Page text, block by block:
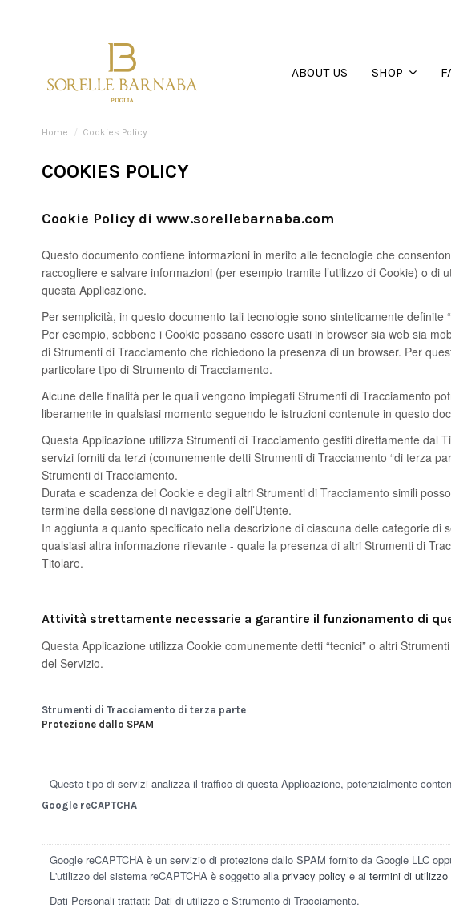
ABOUT US SHOP
Home Cookies Policy
COOKIES POLICY
Cookie Policy di www.sorellebarnaba.com
Questo documento contiene informazioni in merito alle tecnologie che
raccogliere e salvare informazioni (per esempio tramite l’utilizzo di Cookie) o
questa Applicazione.
Per semplicità, in questo documento tali tecnologie sono sinteticamente
Per esempio, sebbene i Cookie possano essere usati in browser sia web sia
di Strumenti di Tracciamento che richiedono la presenza di un browser. Per
particolare tipo di Strumento di Tracciamento.
Alcune delle finalità per le quali vengono impiegati Strumenti di Tracciamento
liberamente in qualsiasi momento seguendo le istruzioni contenute in questo
Questa Applicazione utilizza Strumenti di Tracciamento gestiti direttamente dal
servizi forniti da terzi (comunemente detti Strumenti di Tracciamento “di terza
Strumenti di Tracciamento.
Durata e scadenza dei Cookie e degli altri Strumenti di Tracciamento simili
termine della sessione di navigazione dell’Utente.
In aggiunta a quanto specificato nella descrizione di ciascuna delle categorie
qualsiasi altra informazione rilevante - quale la presenza di altri Strumenti di
Titolare.
Attività strettamente necessarie a garantire il funzionamento di
Questa Applicazione utilizza Cookie comunemente detti “tecnici” o altri
del Servizio.
Strumenti di Tracciamento di terza parte
Protezione dallo SPAM
Questo tipo di servizi analizza il traffico di questa Applicazione, potenzialmente
Google reCAPTCHA
Google reCAPTCHA è un servizio di protezione dallo SPAM fornito da Google LLC
L'utilizzo del sistema reCAPTCHA è soggetto alla privacy policy e ai termini di utilizzo
Dati Personali trattati: Dati di utilizzo e Strumento di Tracciamento.